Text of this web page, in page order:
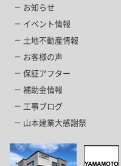
お知らせ
イベント情報
土地不動産情報
お客様の声
保証アフター
補助金情報
工事ブログ
山本建業大感謝祭